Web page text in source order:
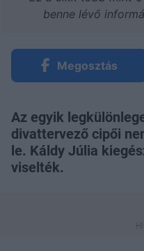
benne lévő
Megosztás
Az egyik
divattervező cipői
le. Káldy Júlia
viselték.